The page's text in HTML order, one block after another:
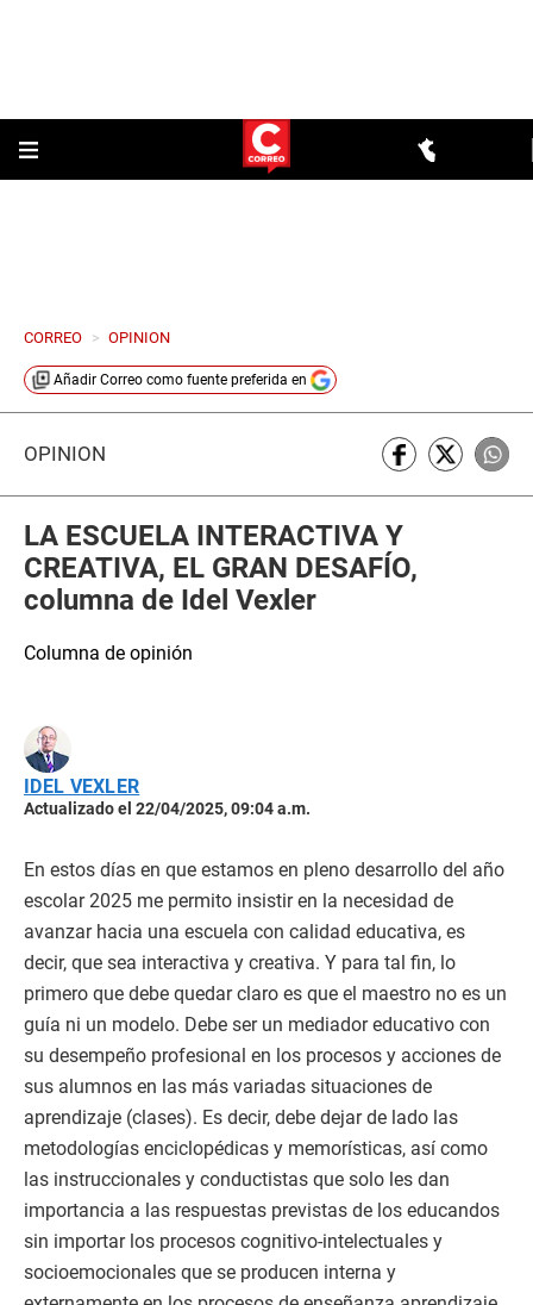
CORREO > OPINION
Añadir Correo como fuente preferida en
OPINIÓN
LA ESCUELA INTERACTIVA Y
CREATIVA, EL GRAN DESAFÍO,
columna de Idel Vexler
Columna de opinión
IDEL VEXLER
Actualizado el 22/04/2025, 09:04 a.m.
En estos días en que estamos en pleno desarrollo del año
escolar 2025 me permito insistir en la necesidad de
avanzar hacia una escuela con calidad educativa, es
decir, que sea interactiva y creativa. Y para tal fin, lo
primero que debe quedar claro es que el maestro no es un
guía ni un modelo. Debe ser un mediador educativo con
su desempeño profesional en los procesos y acciones de
sus alumnos en las más variadas situaciones de
aprendizaje (clases). Es decir, debe dejar de lado las
metodologías enciclopédicas y memorísticas, así como
las instruccionales y conductistas que solo les dan
importancia a las respuestas previstas de los educandos
sin importar los procesos cognitivo-intelectuales y
socioemocionales que se producen interna y